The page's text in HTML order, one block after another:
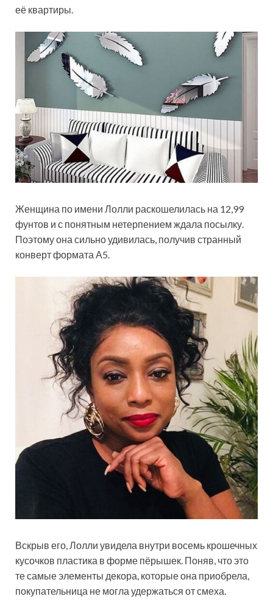
её квартиры.
Женщина по имени Лолли раскошелилась на 12,99
фунтов и с понятным нетерпением ждала посылку.
Поэтому она сильно удивилась, получив странный
конверт формата А5.
Вскрыв его, Лолли увидела внутри восемь крошечных
кусочков пластика в форме пёрышек. Поняв, что это
те самые элементы декора, которые она приобрела,
покупательница не могла удержаться от смеха.